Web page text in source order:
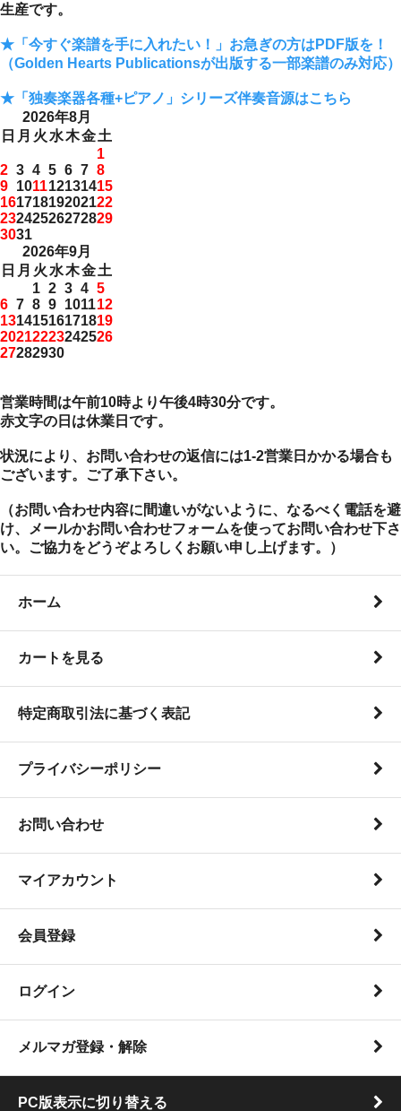
生産です。
★「今すぐ楽譜を手に入れたい！」お急ぎの方はPDF版を！
（Golden Hearts Publicationsが出版する一部楽譜のみ対応）
★「独奏楽器各種+ピアノ」シリーズ伴奏音源はこちら
2026年8月
日 月 火 水木金土
1
2 3 4 5 6 7 8
9 101112131415
16171819202122
23242526272829
3031
2026年9月
日 月 火 水木金土
1 2 3 4 5
6 7 8 9 101112
13141516171819
20212223242526
27282930
営業時間は午前10時より午後4時30分です。
赤文字の日は休業日です。
状況により、お問い合わせの返信には1-2営業日かかる場合も
ございます。ご了承下さい。
（お問い合わせ内容に間違いがないように、なるべく電話を避
け、メールかお問い合わせフォームを使ってお問い合わせ下さ
い。ご協力をどうぞよろしくお願い申し上げます。）
ホーム
カートを見る
特定商取引法に基づく表記
プライバシーポリシー
お問い合わせ
マイアカウント
会員登録
ログイン
メルマガ登録・解除
PC版表示に切り替える